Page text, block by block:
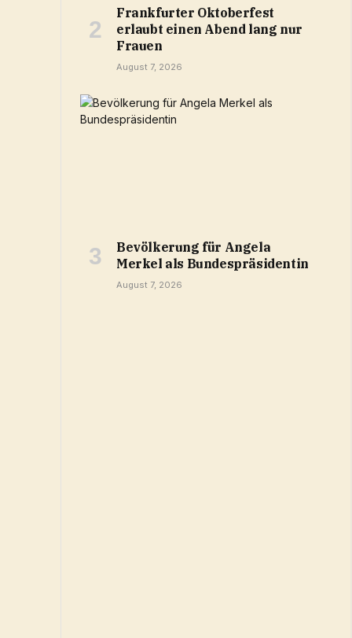
Frankfurter Oktoberfest
erlaubt einen Abend lang nur
Frauen
August 7, 2026
Bevölkerung für Angela
Merkel als Bundespräsidentin
August 7, 2026